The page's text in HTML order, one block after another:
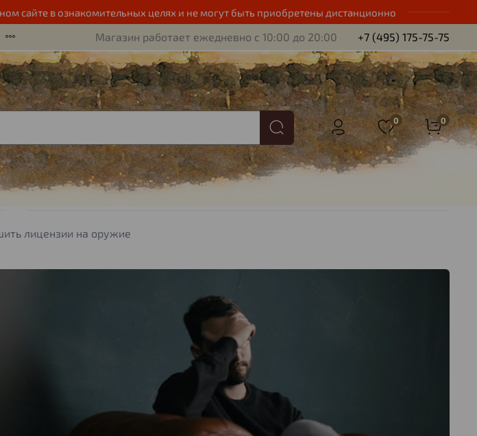
сайте в ознакомительных целях и не могут быть приобретены дистанционно
Магазин работает ежедневно с 10:00 до 20:00 +7 (495) 175-75-75
0 0
лицензии на оружие